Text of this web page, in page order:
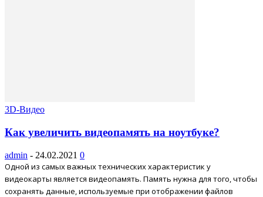
3D-Видео
Как увеличить видеопамять на ноутбуке?
admin - 24.02.2021 0
Одной из самых важных технических характеристик у
видеокарты является видеопамять. Память нужна для того, чтобы
сохранять данные, используемые при отображении файлов